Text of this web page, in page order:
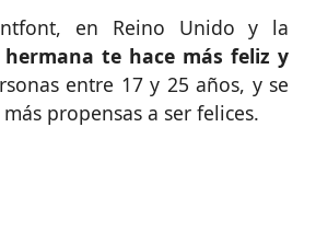
en Reino Unido y la
te hace más feliz y
entre 17 y 25 años, y se
propensas a ser felices.